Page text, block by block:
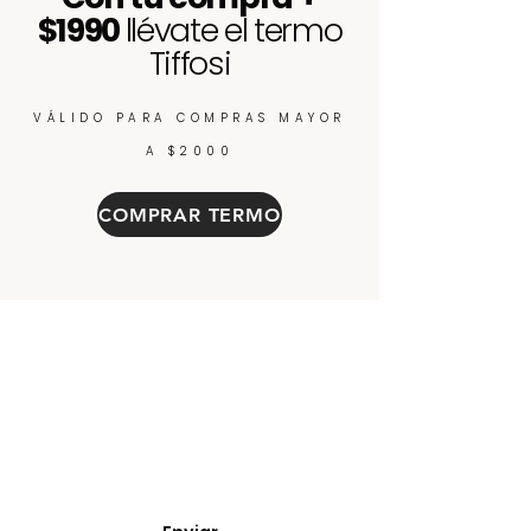
$1990llévate el termo
Tiffosi
VÁLIDO PARA COMPRAS MAYOR
A $2000
COMPRAR TERMO